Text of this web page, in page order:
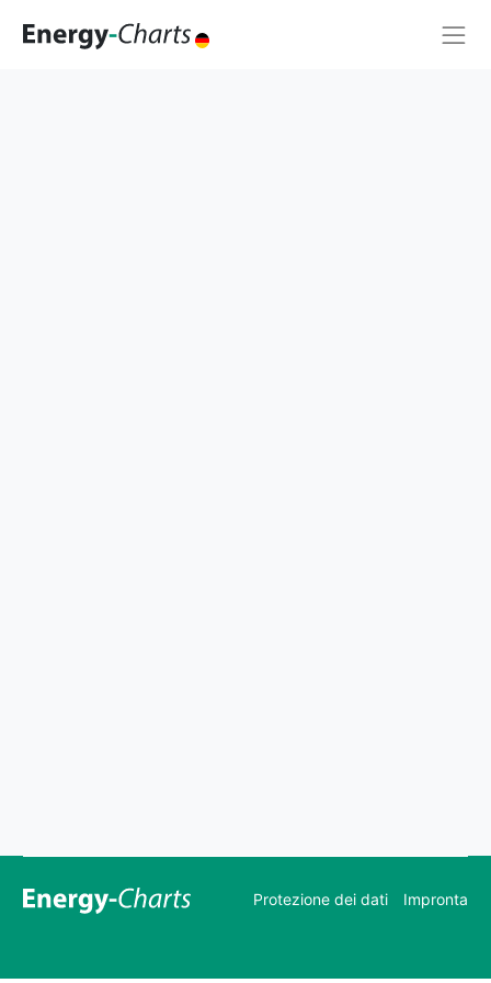
Protezione dei dati Impronta